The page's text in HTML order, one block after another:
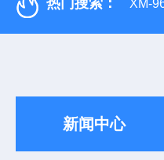
热门搜索： XM-
新闻中心